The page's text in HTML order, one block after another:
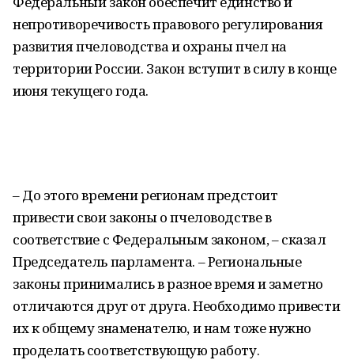
непротиворечивость правового регулирования
развития пчеловодства и охраны пчел на
территории России. Закон вступит в силу в конце
июня текущего года.
– До этого времени регионам предстоит
привести свои законы о пчеловодстве в
соответствие с Федеральным законом, – сказал
Председатель парламента. – Региональные
законы принимались в разное время и заметно
отличаются друг от друга. Необходимо привести
их к общему знаменателю, и нам тоже нужно
проделать соответствующую работу.